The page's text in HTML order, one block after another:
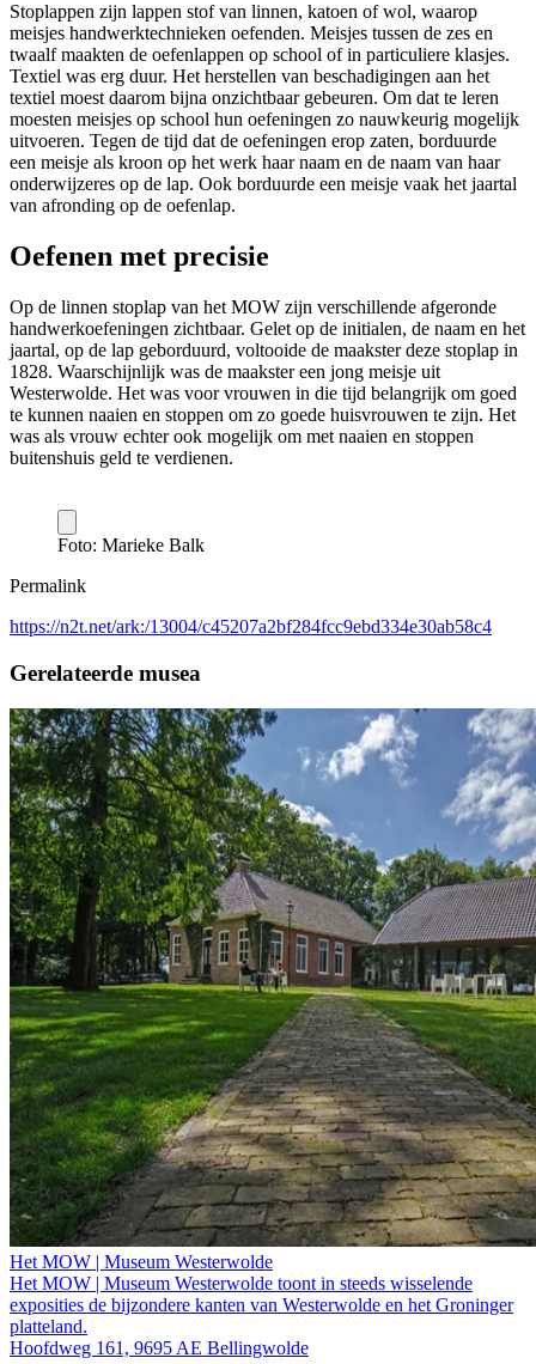
Stoplappen zijn lappen stof van linnen, katoen of wol, waarop
meisjes handwerktechnieken oefenden. Meisjes tussen de zes en
twaalf maakten de oefenlappen op school of in particuliere klasjes.
Textiel was erg duur. Het herstellen van beschadigingen aan het
textiel moest daarom bijna onzichtbaar gebeuren. Om dat te leren
moesten meisjes op school hun oefeningen zo nauwkeurig mogelijk
uitvoeren. Tegen de tijd dat de oefeningen erop zaten, borduurde
een meisje als kroon op het werk haar naam en de naam van haar
onderwijzeres op de lap. Ook borduurde een meisje vaak het jaartal
van afronding op de oefenlap.
Oefenen met precisie
Op de linnen stoplap van het MOW zijn verschillende afgeronde
handwerkoefeningen zichtbaar. Gelet op de initialen, de naam en het
jaartal, op de lap geborduurd, voltooide de maakster deze stoplap in
1828. Waarschijnlijk was de maakster een jong meisje uit
Westerwolde. Het was voor vrouwen in die tijd belangrijk om goed
te kunnen naaien en stoppen om zo goede huisvrouwen te zijn. Het
was als vrouw echter ook mogelijk om met naaien en stoppen
buitenshuis geld te verdienen.
Foto: Marieke Balk
Permalink
https://n2t.net/ark:/13004/c45207a2bf284fcc9ebd334e30ab58c4
Gerelateerde musea
Het MOW | Museum Westerwolde
Het MOW | Museum Westerwolde toont in steeds wisselende
exposities de bijzondere kanten van Westerwolde en het Groninger
platteland.
Hoofdweg 161, 9695 AE Bellingwolde